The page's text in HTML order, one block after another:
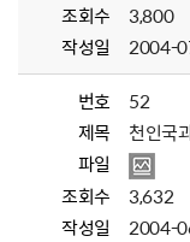
조회수
3,800
작성일
2004-
번호
52
제목
천인국
파일
조회수
3,632
작성일
2004-